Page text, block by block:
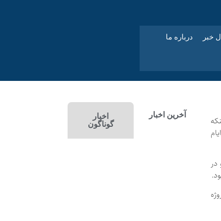
خبر درباره ما
آخرین اخبار
اخبار
گوناگون